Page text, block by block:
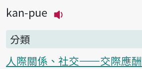
kan-pue
分類
人際關係、社交——交際應酬